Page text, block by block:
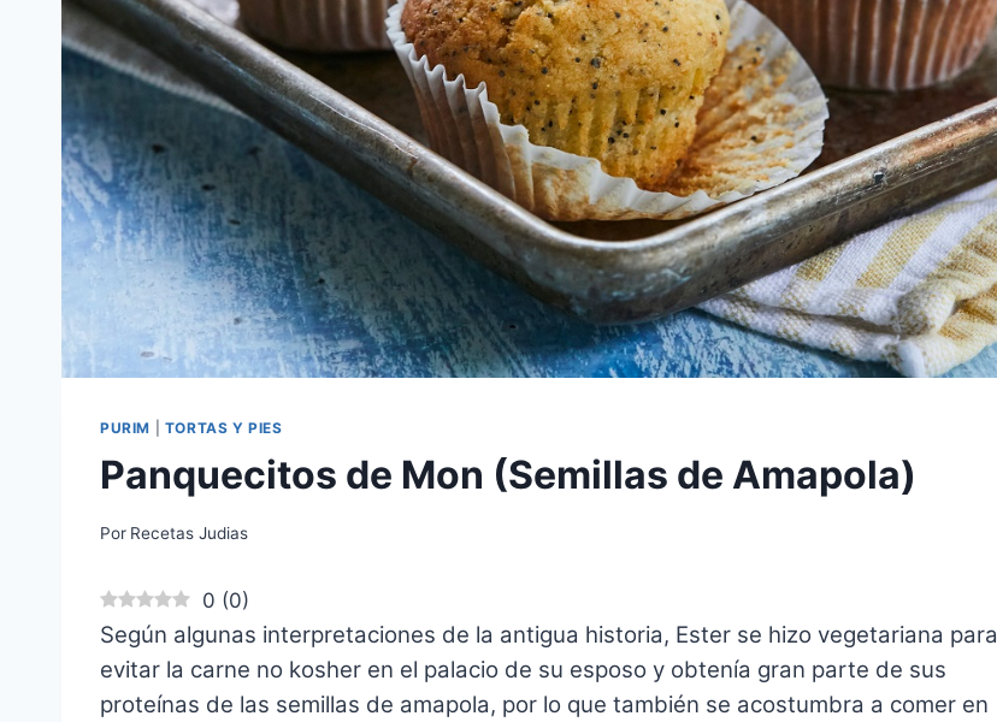
PURIM TORTAS Y PIES
Panquecitos de Mon (Semillas de Amapola)
Por Recetas Judias
0 (0)
Según algunas interpretaciones de la antigua historia, Ester se hizo vegetariana para
evitar la carne no kosher en el palacio de su esposo y obtenía gran parte de sus
proteínas de las semillas de amapola, por lo que también se acostumbra a comer en